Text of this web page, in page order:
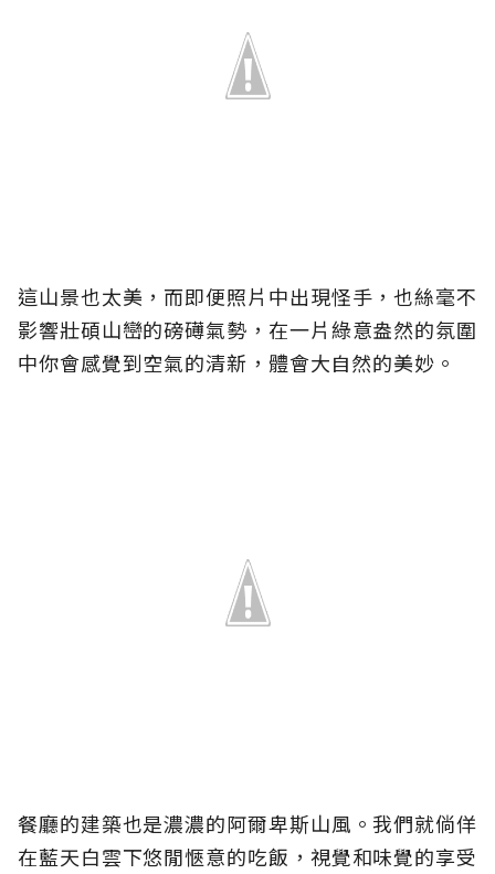
這山景也太美，而即便照片中出現怪手，也絲毫不
影響壯碩山巒的磅礡氣勢，在一片綠意盎然的氛圍
中你會感覺到空氣的清新，體會大自然的美妙。
餐廳的建築也是濃濃的阿爾卑斯山風。我們就倘佯
在藍天白雲下悠閒愜意的吃飯，視覺和味覺的享受